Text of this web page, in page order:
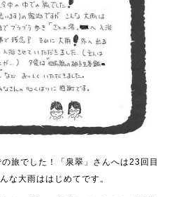
旅でした！「泉翠」さんへは23回目
な大雨ははじめてです。